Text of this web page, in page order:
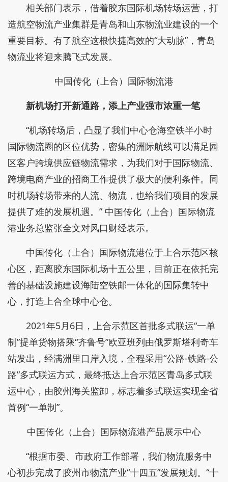
相关部门表示，借着胶东国际机场转场运营，打
造航空物流产业集群是青岛和山东物流业建设的一个
重要目标。有了航空这根快捷高效的“大动脉”，青岛
物流业将迎来腾飞式发展。
中国传化（上合）国际物流港
新机场打开新通路，添上产业强市浓重一笔
“机场转场后，凸显了我们中心仓海空铁半小时
国际物流圈的区位优势，密集的洲际航线可以满足园
区客户跨境供应链物流需求，为我们对于国际物流、
跨境电商产业的招商工作提供了极大的便利条件。同
时机场转场带来的人流、物流，也给我们项目的发展
提供了难的发展机遇。” 中国传化（上合）国际物流
港业务总监张全文对风口财经表示。
中国传化（上合）国际物流港位于上合示范区核
心区，距离胶东国际机场十五公里，目前正在依托完
善的基础设施建设海陆空铁邮一体化的国际集转中
心，打造上合全球中心仓。
2021年5月6日，上合示范区首批多式联运“一单
制”提单货物搭乘“齐鲁号”欧亚班列由俄罗斯塔利奇车
站发出，经满洲里口岸入境，全程采用“公路-铁路-公
路”多式联运方式，最终抵达上合示范区青岛多式联
运中心，由胶州海关监卸，标志着多式联运实现全省
首例“一单制”。
中国传化（上合）国际物流港产品展示中心
“根据市委、市政府工作部署，我们物流服务中
心初步完成了胶州市物流产业“十四五”发展规划。“十